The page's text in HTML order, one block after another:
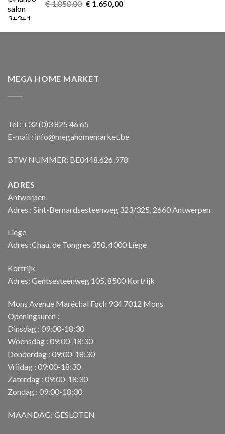
€1.850,00 Oorspronkelijke
€ 1.850,00.
€1.650,00Huidige
€ 1.650,00.
MEGA HOME MARKET
Tel : +32 (0)3 825 46 65
E-mail : info@megahomemarket.be
BTW NUMMER: BE0448.626.978
ADRES
Antwerpen
Adres : Sint-Bernardsesteenweg 323/325, 2660 Antwerpen
Liège
Adres :Chau. de Tongres 350, 4000 Liège
Kortrijk
Adres: Gentsesteenweg 105, 8500 Kortrijk
Mons Avenue Maréchal Foch 934 7012 Mons
Openingsuren :
Dinsdag : 09:00-18:30
Woensdag : 09:00-18:30
Donderdag : 09:00-18:30
Vrijdag : 09:00-18:30
Zaterdag : 09:00-18:30
Zondag : 09:00-18:30
MAANDAG: GESLOTEN